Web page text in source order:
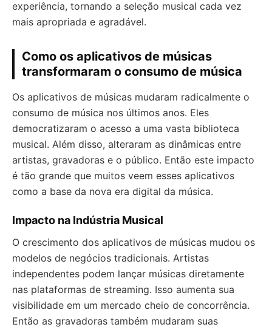
experiência, tornando a seleção musical cada vez
mais apropriada e agradável.
Como os aplicativos de músicas
transformaram o consumo de música
Os aplicativos de músicas mudaram radicalmente o
consumo de música nos últimos anos. Eles
democratizaram o acesso a uma vasta biblioteca
musical. Além disso, alteraram as dinâmicas entre
artistas, gravadoras e o público. Então este impacto
é tão grande que muitos veem esses aplicativos
como a base da nova era digital da música.
Impacto na Indústria Musical
O crescimento dos aplicativos de músicas mudou os
modelos de negócios tradicionais. Artistas
independentes podem lançar músicas diretamente
nas plataformas de streaming. Isso aumenta sua
visibilidade em um mercado cheio de concorrência.
Então as gravadoras também mudaram suas